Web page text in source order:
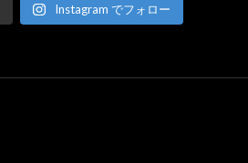
Instagram でフォロー